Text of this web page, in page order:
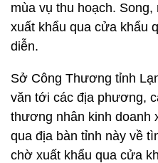
mùa vụ thu hoạch.
xuất khẩu qua cửa khẩu
diễn.
Sở Công Thương tỉnh
văn tới các địa phương,
thương nhân kinh doanh
qua địa bàn tỉnh này về
chờ xuất khẩu qua cửa